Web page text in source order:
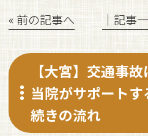
« 前の記事へ │記事
【大宮】交通事
当院がサポート
続きの流れ